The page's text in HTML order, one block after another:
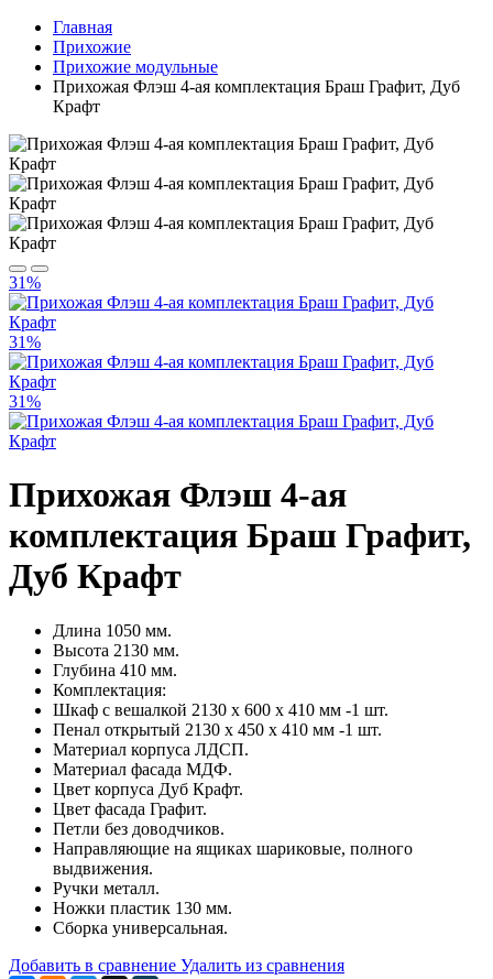
Главная
Прихожие
Прихожие модульные
Прихожая Флэш 4-ая комплектация Браш Графит, Дуб
Крафт
31%
31%
31%
Прихожая Флэш 4-ая
комплектация Браш Графит,
Дуб Крафт
Длина 1050 мм.
Высота 2130 мм.
Глубина 410 мм.
Комплектация:
Шкаф с вешалкой 2130 х 600 х 410 мм -1 шт.
Пенал открытый 2130 х 450 х 410 мм -1 шт.
Материал корпуса ЛДСП.
Материал фасада МДФ.
Цвет корпуса Дуб Крафт.
Цвет фасада Графит.
Петли без доводчиков.
Направляющие на ящиках шариковые, полного
выдвижения.
Ручки металл.
Ножки пластик 130 мм.
Сборка универсальная.
Добавить в сравнение Удалить из сравнения